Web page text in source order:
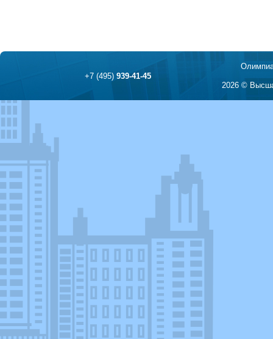
+7 (495)939-41-45
2026 ©